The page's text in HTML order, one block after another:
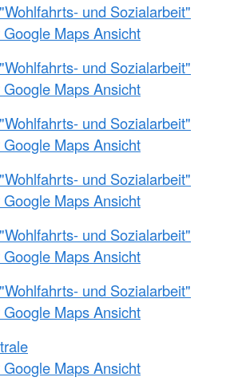
und Sozialarbeit"
Maps Ansicht
und Sozialarbeit"
Maps Ansicht
und Sozialarbeit"
Maps Ansicht
und Sozialarbeit"
Maps Ansicht
und Sozialarbeit"
Maps Ansicht
und Sozialarbeit"
Maps Ansicht
Maps Ansicht